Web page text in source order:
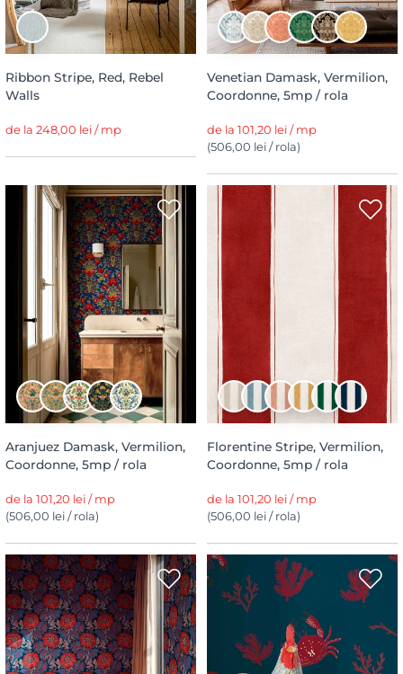
Ribbon Stripe, Red, Rebel
Walls
de la 248,00 lei / mp
Venetian Damask, Vermilion,
Coordonne, 5mp / rola
de la 101,20 lei / mp
(506,00 lei / rola)
Aranjuez Damask, Vermilion,
Coordonne, 5mp / rola
de la 101,20 lei / mp
(506,00 lei / rola)
Florentine Stripe, Vermilion,
Coordonne, 5mp / rola
de la 101,20 lei / mp
(506,00 lei / rola)